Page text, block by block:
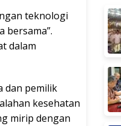
teknologi
bersama”.
dalam
dan pemilik
kesehatan
mirip dengan